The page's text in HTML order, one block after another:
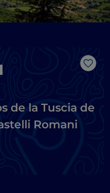
Me
de la Tuscia de
Romani